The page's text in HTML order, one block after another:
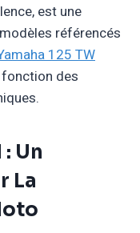
est une
référencés
125 TW
des
Un
La